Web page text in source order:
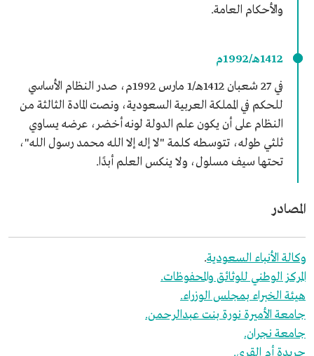
والأحكام العامة.
1412هـ/1992م
في 27 شعبان 1412هـ/1 مارس 1992م، صدر النظام الأساسي
للحكم في المملكة العربية السعودية، ونصت المادة الثالثة من
النظام على أن يكون علم الدولة لونه أخضر، عرضه يساوي
ثلثي طوله، تتوسطه كلمة "لا إله إلا الله محمد رسول الله"،
تحتها سيف مسلول، ولا ينكس العلم أبدًا.
المصادر
وكالة الأنباء السعودية.
المركز الوطني للوثائق والمحفوظات.
هيئة الخبراء بمجلس الوزراء.
جامعة الأميرة نورة بنت عبدالرحمن.
جامعة نجران.
جريدة أم القرى.